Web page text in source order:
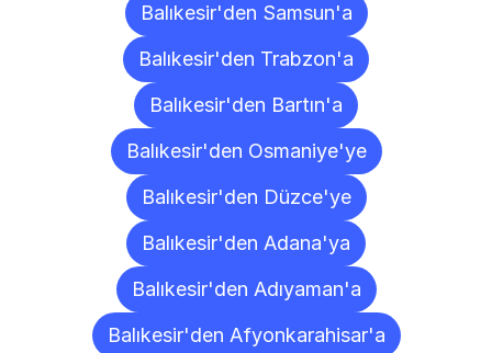
Balıkesir'den Samsun'a
Balıkesir'den Trabzon'a
Balıkesir'den Bartın'a
Balıkesir'den Osmaniye'ye
Balıkesir'den Düzce'ye
Balıkesir'den Adana'ya
Balıkesir'den Adıyaman'a
Balıkesir'den Afyonkarahisar'a